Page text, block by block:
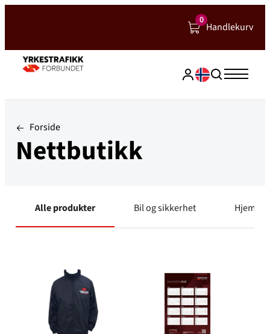
0
Handlekurv
Forside
Nettbutikk
Alle produkter Bil og sikkerhet Hjem